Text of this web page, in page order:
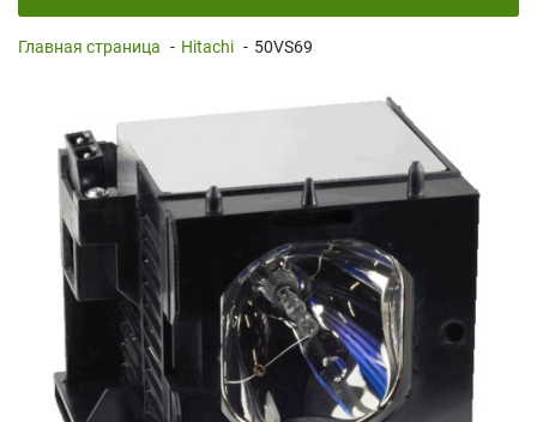
Главная страница - Hitachi - 50VS69